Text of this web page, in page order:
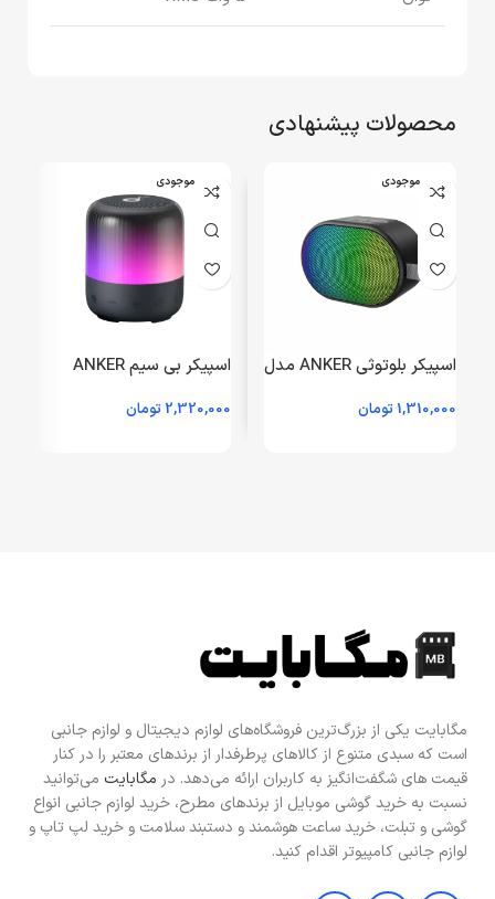
محصولات پیشنهادی
اتمام موجودی
اسپیکر بلوتوثی ANKER مدل
(گارانتی 18 ماهه شرکتی)
1,310,000 تومان
اتمام موجودی
اسپیکر بی سیم ANKER
2,320,000 تومان
مگابایت یکی از بزرگ‌ترین فروشگاه‌های لوازم دیجیتال و لوازم جانبی
است که سبدی متنوع از کالاهای پرطرفدار از برندهای معتبر را در کنار
قیمت های شگفت‌انگیز به کاربران ارائه می‌دهد. در مگابایت می‌توانید
نسبت به خرید گوشی موبایل از برندهای مطرح، خرید لوازم جانبی انواع
گوشی و تبلت، خرید ساعت هوشمند و دستبند سلامت و خرید لپ تاپ و
لوازم جانبی کامپیوتر اقدام کنید.